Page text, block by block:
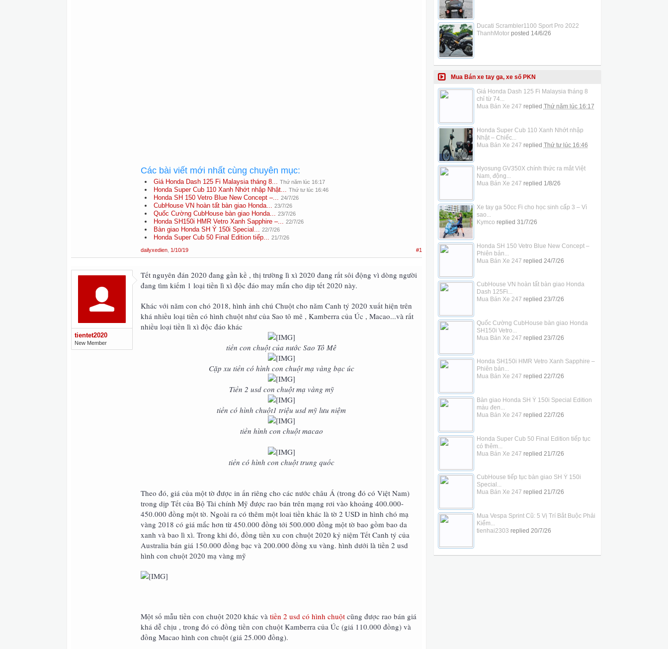
Các bài viết mới nhất cùng chuyên mục:
Giá Honda Dash 125 Fi Malaysia tháng 8... Thứ năm lúc 16:17
Honda Super Cub 110 Xanh Nhớt nhập Nhật... Thứ tư lúc 16:46
Honda SH 150 Vetro Blue New Concept –... 24/7/26
CubHouse VN hoàn tất bàn giao Honda... 23/7/26
Quốc Cường CubHouse bàn giao Honda... 23/7/26
Honda SH150i HMR Vetro Xanh Sapphire –... 22/7/26
Bàn giao Honda SH Ý 150i Special... 22/7/26
Honda Super Cub 50 Final Edition tiếp... 21/7/26
dailyxedien 1/10/19 #1
tientet2020
New Member
Tết nguyên đán 2020 đang gần kề , thị trường lì xì 2020 đang rất sôi động vì dòng người
đang tìm kiếm 1 loại tiền lì xì độc đáo may mắn cho dịp tết 2020 này.
Khác với năm con chó 2018, hình ảnh chú Chuột cho năm Canh tý 2020 xuất hiện trên
khá nhiều loại tiền có hình chuột như của Sao tô mê , Kamberra của Úc , Macao...và rất
nhiều loại tiền lì xì độc đáo khác
tiền con chuột của nước Sao Tô Mê
Cặp xu tiền có hình con chuột mạ vàng bạc úc
Tiền 2 usd con chuột mạ vàng mỹ
tiền có hình chuột1 triệu usd mỹ lưu niệm
tiền hình con chuột macao​
tiền có hình con chuột trung quốc​
Theo đó, giá của một tờ được in ấn riêng cho các nước châu Á (trong đó có Việt Nam)
trong dịp Tết của Bộ Tài chính Mỹ được rao bán trên mạng rơi vào khoảng 400.000-
450.000 đồng một tờ. Ngoài ra có thêm một loai tiền khác là tờ 2 USD in hình chó mạ
vàng 2018 có giá mắc hơn từ 450.000 đồng tới 500.000 đồng một tờ bao gồm bao da
xanh và bao lì xì. Trong khi đó, đồng tiền xu con chuột 2020 kỷ niệm Tết Canh tý của
Australia bán giá 150.000 đồng bạc và 200.000 đồng xu vàng. hình dưới là tiền 2 usd
hình con chuột 2020 mạ vàng mỹ
Một số mẫu tiền con chuột 2020 khác và tiền 2 usd có hình chuột cũng được rao bán giá
khá dễ chịu , trong đó có đồng tiền con chuột Kamberra của Úc (giá 110.000 đồng) và
đồng Macao hình con chuột (giá 25.000 đồng).
Ducati Scrambler1100 Sport Pro 2022
ThanhMotorposted 14/6/26
Mua Bán xe tay ga, xe số PKN
Giá Honda Dash 125 Fi Malaysia tháng 8
chỉ từ 74...
Mua Bán Xe 247 replied Thứ năm lúc 16:17
Honda Super Cub 110 Xanh Nhớt nhập
Nhật – Chiếc...
Mua Bán Xe 247 replied Thứ tư lúc 16:46
Hyosung GV350X chính thức ra mắt Việt
Nam, động...
Mua Bán Xe 247 replied 1/8/26
Xe tay ga 50cc Fi cho học sinh cấp 3 – Vì
sao...
Kymco replied 31/7/26
Honda SH 150 Vetro Blue New Concept –
Phiên bản...
Mua Bán Xe 247 replied 24/7/26
CubHouse VN hoàn tất bàn giao Honda
Dash 125Fi...
Mua Bán Xe 247 replied 23/7/26
Quốc Cường CubHouse bàn giao Honda
SH150i Vetro...
Mua Bán Xe 247 replied 23/7/26
Honda SH150i HMR Vetro Xanh Sapphire –
Phiên bản...
Mua Bán Xe 247 replied 22/7/26
Bàn giao Honda SH Ý 150i Special Edition
màu đen...
Mua Bán Xe 247 replied 22/7/26
Honda Super Cub 50 Final Edition tiếp tục
có thêm...
Mua Bán Xe 247 replied 21/7/26
CubHouse tiếp tục bàn giao SH Ý 150i
Special...
Mua Bán Xe 247 replied 21/7/26
Mua Vespa Sprint Cũ: 5 Vị Trí Bắt Buộc Phải
Kiểm...
tienhai2303 replied 20/7/26